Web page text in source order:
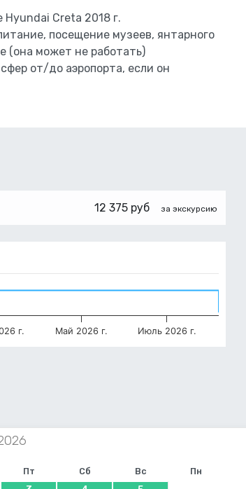
Hyundai Creta 2018 г.
посещение музеев, янтарного
(она может не работать)
от/до аэропорта, если он
12 375 руб за экскурсию
г. Май 2026 г. Июль 2026 г.
Пт Сб Вс Пн